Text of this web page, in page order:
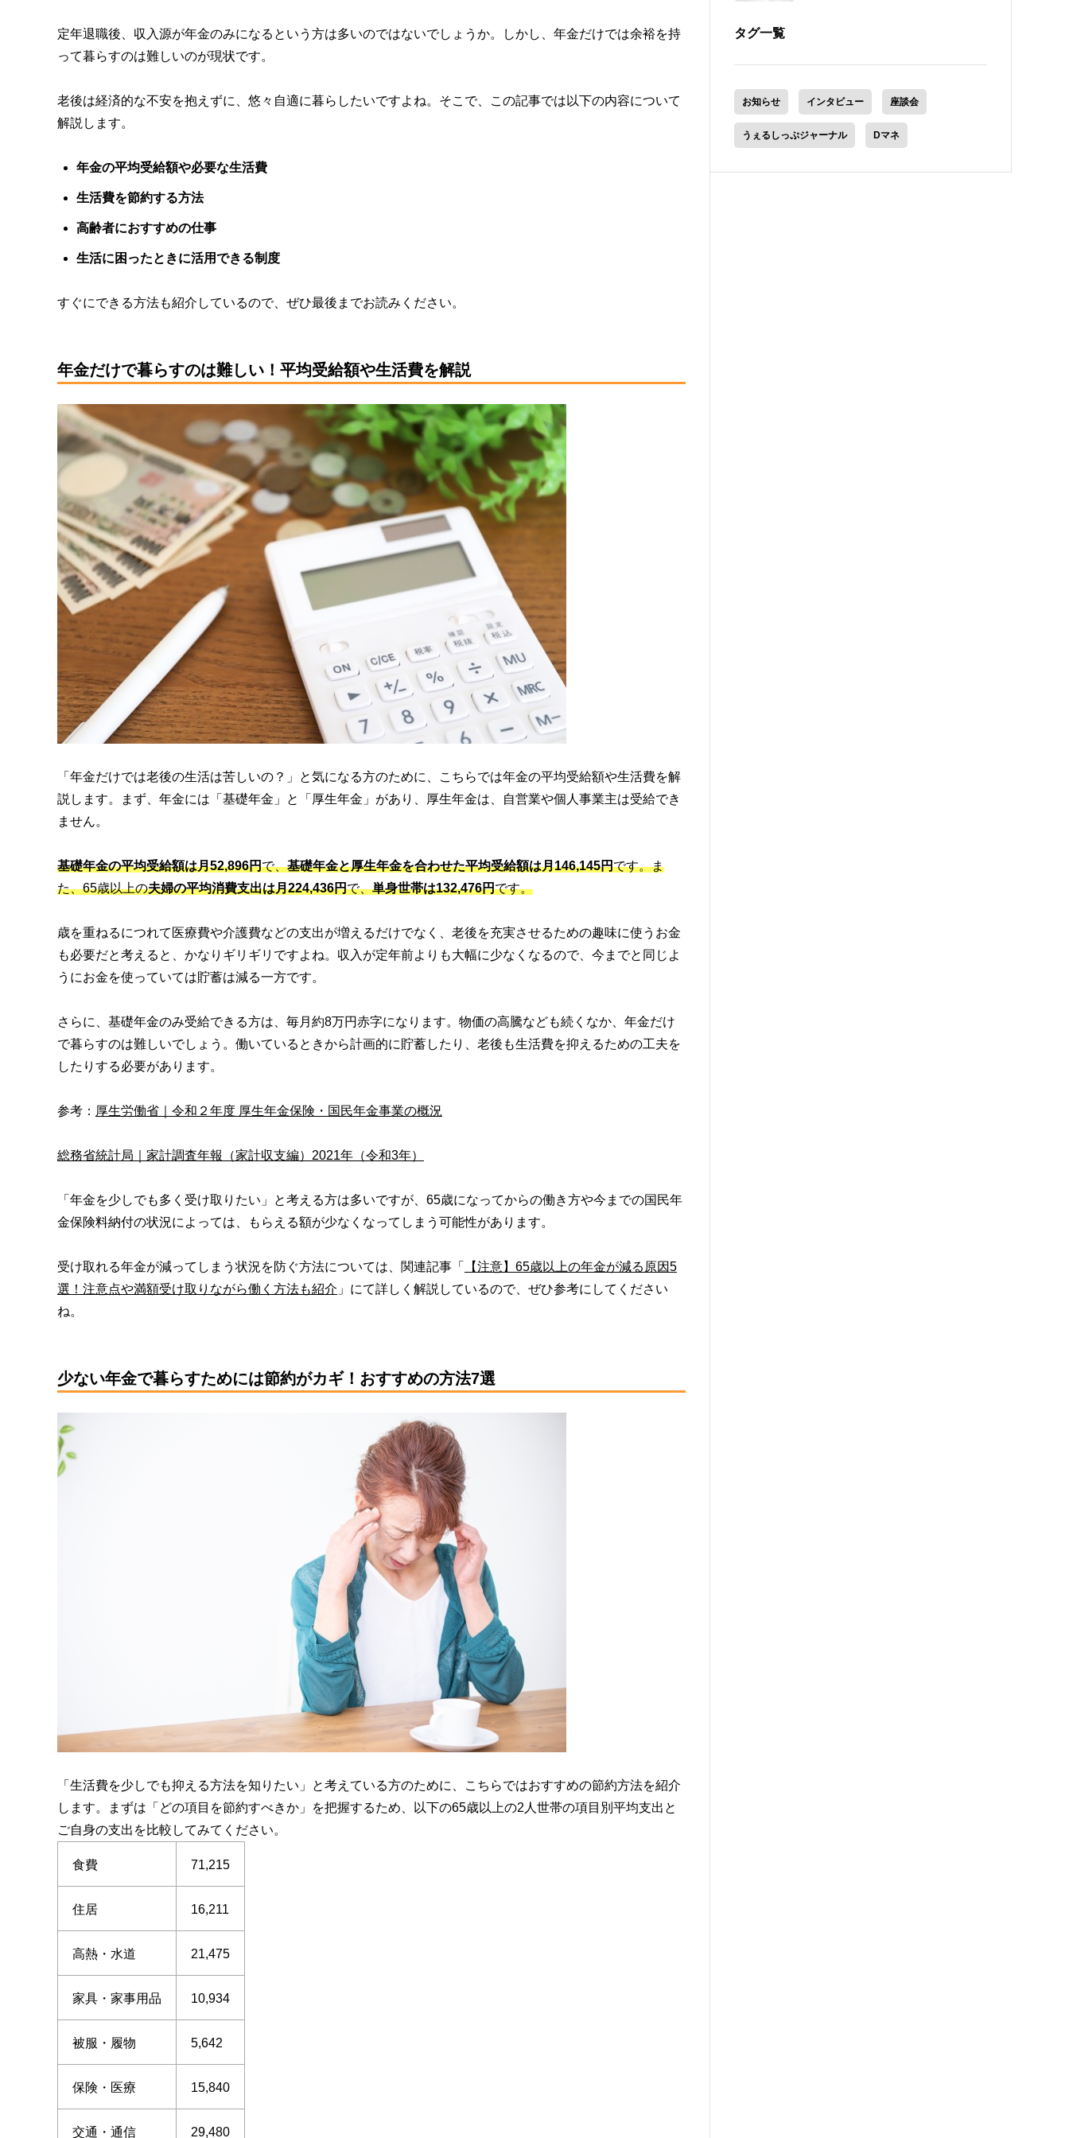
定年退職後、収入源が年金のみになるという方は多いのではないでしょうか。しかし、年金だけでは余裕を持
って暮らすのは難しいのが現状です。
老後は経済的な不安を抱えずに、悠々自適に暮らしたいですよね。そこで、この記事では以下の内容について
解説します。
年金の平均受給額や必要な生活費
生活費を節約する方法
高齢者におすすめの仕事
生活に困ったときに活用できる制度
すぐにできる方法も紹介しているので、ぜひ最後までお読みください。
年金だけで暮らすのは難しい！平均受給額や生活費を解説
「年金だけでは老後の生活は苦しいの？」と気になる方のために、こちらでは年金の平均受給額や生活費を解
説します。まず、年金には「基礎年金」と「厚生年金」があり、厚生年金は、自営業や個人事業主は受給でき
ません。
基礎年金の平均受給額は月52,896円で、基礎年金と厚生年金を合わせた平均受給額は月146,145円です。ま
た、65歳以上の夫婦の平均消費支出は月224,436円で、単身世帯は132,476円です。
歳を重ねるにつれて医療費や介護費などの支出が増えるだけでなく、老後を充実させるための趣味に使うお金
も必要だと考えると、かなりギリギリですよね。収入が定年前よりも大幅に少なくなるので、今までと同じよ
うにお金を使っていては貯蓄は減る一方です。
さらに、基礎年金のみ受給できる方は、毎月約8万円赤字になります。物価の高騰なども続くなか、年金だけ
で暮らすのは難しいでしょう。働いているときから計画的に貯蓄したり、老後も生活費を抑えるための工夫を
したりする必要があります。
参考： 厚生労働省｜令和２年度 厚生年金保険・国民年金事業の概況
総務省統計局｜家計調査年報（家計収支編）2021年（令和3年）
「年金を少しでも多く受け取りたい」と考える方は多いですが、65歳になってからの働き方や今までの国民年
金保険料納付の状況によっては、もらえる額が少なくなってしまう可能性があります。
受け取れる年金が減ってしまう状況を防ぐ方法については、関連記事「
【注意】65歳以上の年金が減る原因5
選！注意点や満額受け取りながら働く方法も紹介 」にて詳しく解説しているので、ぜひ参考にしてください
ね。
少ない年金で暮らすためには節約がカギ！おすすめの方法7選
「生活費を少しでも抑える方法を知りたい」と考えている方のために、こちらではおすすめの節約方法を紹介
します。まずは「どの項目を節約すべきか」を把握するため、以下の65歳以上の2人世帯の項目別平均支出と
ご自身の支出を比較してみてください。
食費 71,215
住居 16,211
高熱・水道 21,475
家具・家事用品 10,934
被服・履物 5,642
保険・医療 15,840
交通・通信 29,480
タグ一覧
お知らせ インタビュー 座談会
うぇるしっぷジャーナル Dマネ